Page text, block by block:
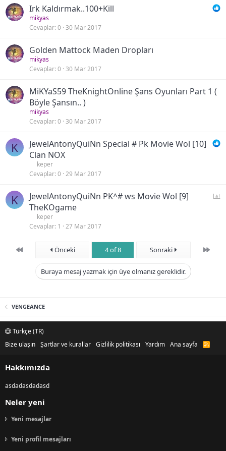
Irk Kaldırmak..100+Kill
mikyas
Cevaplar 0 30 Mar 2017
Golden Mattock Maden Dropları
mikyas
Cevaplar 0 30 Mar 2017
MiKYaS59 TheKnightOnline Şans Oyunları Part 1 (
Böyle Şansın.. )
mikyas
Cevaplar 0 30 Mar 2017
K
JewelAntonyQuiNn Special # Pk Movie Wol [10]
Clan NOX
keper
Cevaplar 0 29 Mar 2017
K
JewelAntonyQuiNn PK^# ws Movie Wol [9]
TheKOgame
keper
Cevaplar 1 27 Mar 2017
First Önceki 4 of 8 Sonraki Son
Buraya mesaj yazmak için üye olmanız gereklidir.
VENGEANCE
Türkçe (TR)
Bize ulaşın Şartlar ve kurallar Gizlilik politikası Yardım Ana sayfa
R
Hakkımızda
asdadasdadasd
Neler yeni
Yeni mesajlar
Yeni profil mesajları